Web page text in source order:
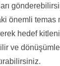
önemli temas
hedef
ve